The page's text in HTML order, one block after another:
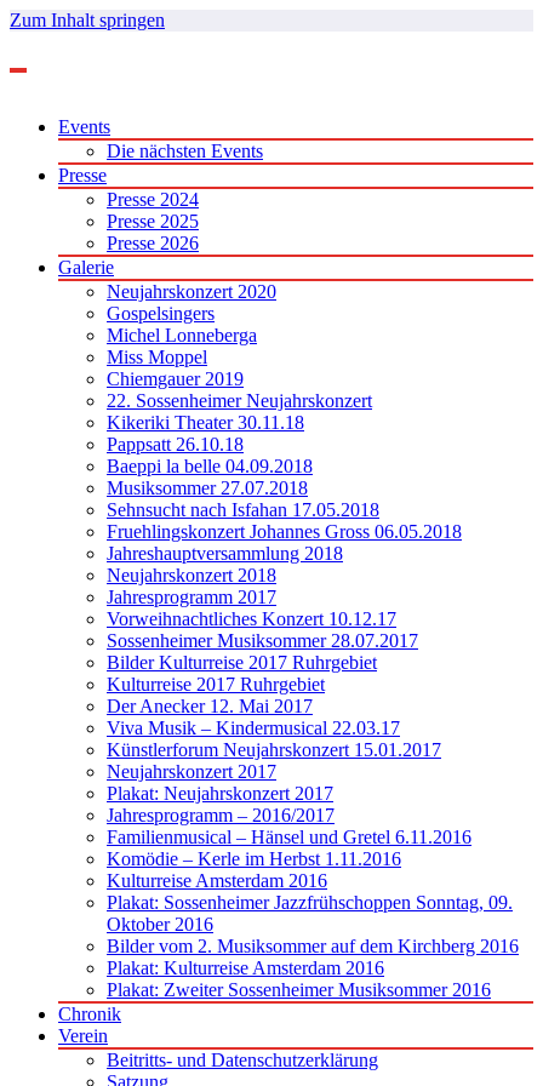
Zum Inhalt springen
Events
Die nächsten Events
Presse
Presse 2024
Presse 2025
Presse 2026
Galerie
Neujahrskonzert 2020
Gospelsingers
Michel Lonneberga
Miss Moppel
Chiemgauer 2019
22. Sossenheimer Neujahrskonzert
Kikeriki Theater 30.11.18
Pappsatt 26.10.18
Baeppi la belle 04.09.2018
Musiksommer 27.07.2018
Sehnsucht nach Isfahan 17.05.2018
Fruehlingskonzert Johannes Gross 06.05.2018
Jahreshauptversammlung 2018
Neujahrskonzert 2018
Jahresprogramm 2017
Vorweihnachtliches Konzert 10.12.17
Sossenheimer Musiksommer 28.07.2017
Bilder Kulturreise 2017 Ruhrgebiet
Kulturreise 2017 Ruhrgebiet
Der Anecker 12. Mai 2017
Viva Musik – Kindermusical 22.03.17
Künstlerforum Neujahrskonzert 15.01.2017
Neujahrskonzert 2017
Plakat: Neujahrskonzert 2017
Jahresprogramm – 2016/2017
Familienmusical – Hänsel und Gretel 6.11.2016
Komödie – Kerle im Herbst 1.11.2016
Kulturreise Amsterdam 2016
Plakat: Sossenheimer Jazzfrühschoppen Sonntag, 09.
Oktober 2016
Bilder vom 2. Musiksommer auf dem Kirchberg 2016
Plakat: Kulturreise Amsterdam 2016
Plakat: Zweiter Sossenheimer Musiksommer 2016
Chronik
Verein
Beitritts- und Datenschutzerklärung
Satzung